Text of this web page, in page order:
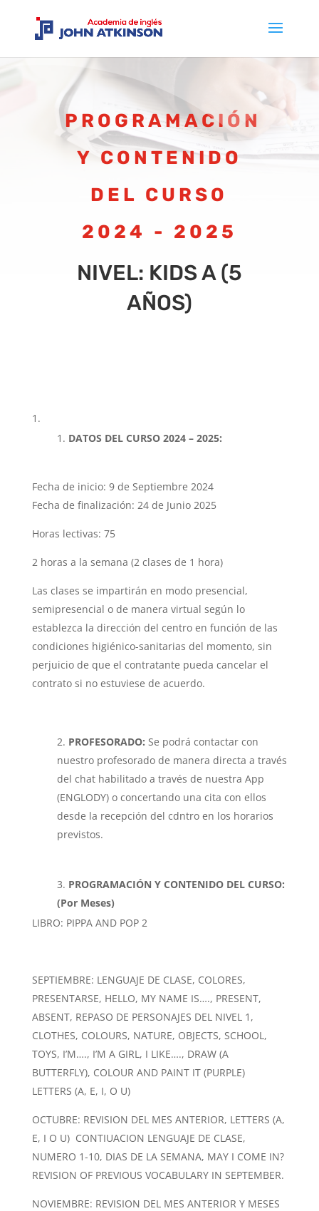
PROGRAMACIÓN
Y CONTENIDO
DEL CURSO
2024 - 2025
NIVEL: KIDS A (5
AÑOS)
DATOS DEL CURSO 2024 – 2025:
Fecha de inicio: 9 de Septiembre 2024
Fecha de finalización: 24 de Junio 2025
Horas lectivas: 75
2 horas a la semana (2 clases de 1 hora)
Las clases se impartirán en modo presencial,
semipresencial o de manera virtual según lo
establezca la dirección del centro en función de las
condiciones higiénico-sanitarias del momento, sin
perjuicio de que el contratante pueda cancelar el
contrato si no estuviese de acuerdo.
PROFESORADO: Se podrá contactar con
nuestro profesorado de manera directa a través
del chat habilitado a través de nuestra App
(ENGLODY) o concertando una cita con ellos
desde la recepción del cdntro en los horarios
previstos.
PROGRAMACIÓN Y CONTENIDO DEL CURSO:
(Por Meses)
LIBRO: PIPPA AND POP 2
SEPTIEMBRE: LENGUAJE DE CLASE, COLORES,
PRESENTARSE, HELLO, MY NAME IS…., PRESENT,
ABSENT, REPASO DE PERSONAJES DEL NIVEL 1,
CLOTHES, COLOURS, NATURE, OBJECTS, SCHOOL,
TOYS, I’M…., I’M A GIRL, I LIKE…., DRAW (A
BUTTERFLY), COLOUR AND PAINT IT (PURPLE)
LETTERS (A, E, I, O U)
OCTUBRE: REVISION DEL MES ANTERIOR, LETTERS (A,
E, I O U) CONTIUACION LENGUAJE DE CLASE,
NUMERO 1-10, DIAS DE LA SEMANA, MAY I COME IN?
REVISION OF PREVIOUS VOCABULARY IN SEPTEMBER.
NOVIEMBRE: REVISION DEL MES ANTERIOR Y MESES